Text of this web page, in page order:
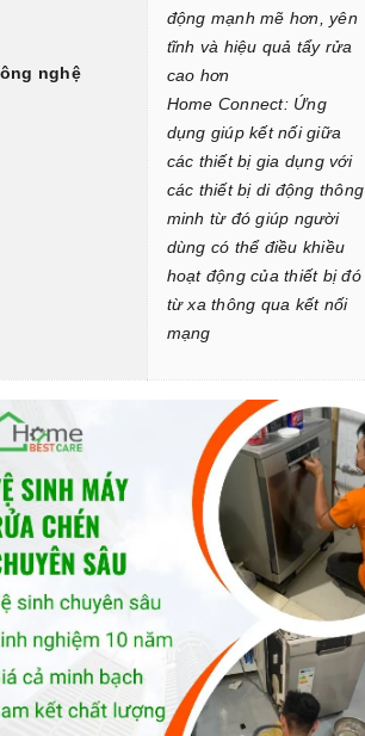
nghệ
động mạnh mẽ hơn, yên
tĩnh và hiệu quả tẩy rửa
cao hơn
Home Connect: Ứng
dụng giúp kết nối giữa
các thiết bị gia dụng với
các thiết bị di động thông
minh từ đó giúp người
dùng có thể điều khiều
hoạt động của thiết bị đó
từ xa thông qua kết nối
mạng